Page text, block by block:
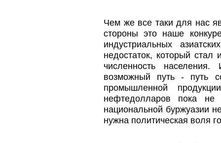
Чем же все таки для нас
стороны это наше
индустриальных
недостаток, который
численность
возможный путь - путь
промышленной
нефтедолларов пока
национальной буржуазии
нужна политическая воля